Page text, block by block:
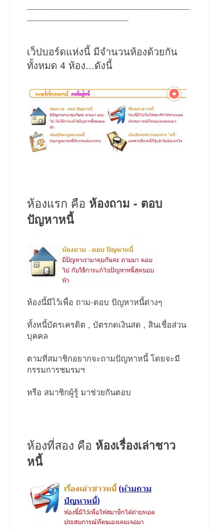
เว็ปบอร์ดแห่งนี้ มีจำนวนห้องด้วยกัน
ทั้งหมด 4 ห้อง...ดังนี้
ห้องแรก คือ ห้องถาม - ตอบ
ปัญหาหนี้
ห้องนี้มีไว้เพื่อ ถาม-ตอบ ปัญหาหนี้ต่างๆ
ทั้งหนี้บัตรเครดิต , บัตรกดเงินสด , สินเชื่อส่วน
บุคคล
ตามที่สมาชิกอยากจะถามปัญหาหนี้ โดยจะมี
กรรมการชมรมฯ
หรือ สมาชิกผู้รู้ มาช่วยกันตอบ
ห้องที่สอง คือ ห้องเรื่องเล่าชาว
หนี้